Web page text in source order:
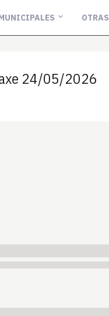
OTRAS
24/05/2026